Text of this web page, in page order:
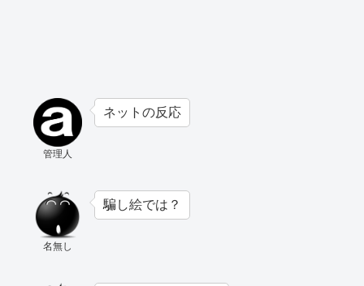
管理人
ネットの反応
名無し
騙し絵では？